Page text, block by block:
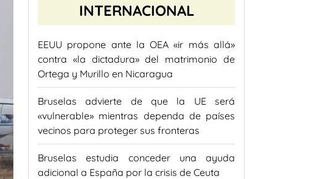
INTERNACIONAL
EEUU propone ante la OEA «ir más allá»
contra «la dictadura» del matrimonio de
Ortega y Murillo en Nicaragua
Bruselas advierte de que la UE será
«vulnerable» mientras dependa de países
vecinos para proteger sus fronteras
Bruselas estudia conceder una ayuda
adicional a España por la crisis de Ceuta